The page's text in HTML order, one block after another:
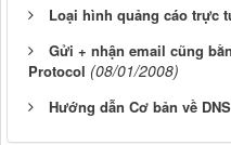
Loại hình quảng cáo trực
Gửi + nhận email cũng
Protocol (08/01/2008)
Hướng dẫn Cơ bản về DNS